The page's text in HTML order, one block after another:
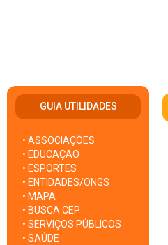
GUIA UTILIDADES
• ASSOCIAÇÕES
• EDUCAÇÃO
• ESPORTES
• ENTIDADES/ONGS
• MAPA
• BUSCA CEP
• SERVIÇOS PÚBLICOS
• SAÚDE